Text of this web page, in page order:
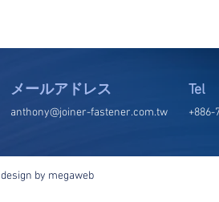
メールアドレス
anthony@joiner-fastener.com.tw
Tel
+886-
design by megaweb